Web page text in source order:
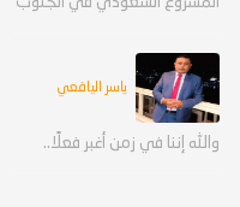
ياسر اليافعي
والله إننا في زمن أغبر فعلًا..